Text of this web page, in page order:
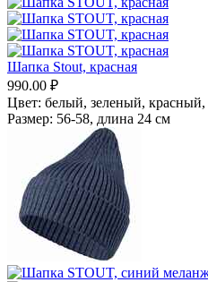
Шапка Stout, красная
990.00 ₽
Цвет: белый, зеленый, красный,
Размер: 56-58, длина 24 см